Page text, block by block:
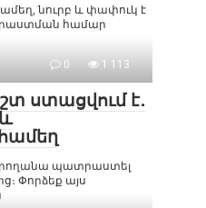
նուրբ և փափուկ է
համար
0 1 113
ստացվում է․
պատրաստել
Փորձեք այս